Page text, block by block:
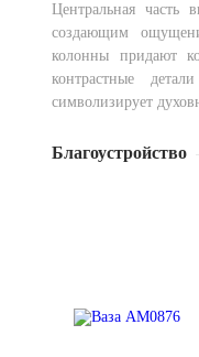
Центральная
создающим
колонны придают
контрастные
символизирует
Благоустройство